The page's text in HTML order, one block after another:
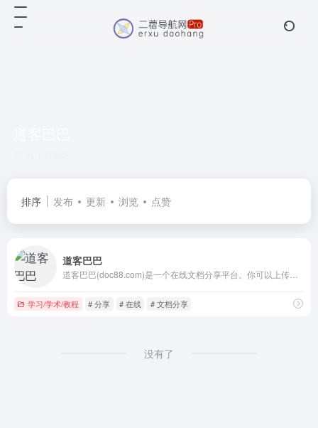
排序 发布 更新 浏览 点赞
道客巴巴
学习/学术/教程 # 分享 # 在线 # 文档分享
没有了